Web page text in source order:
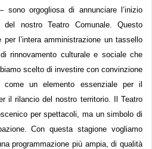
– sono orgogliosa di annunciare l’inizio
nostro Teatro Comunale. Questo
l’intera amministrazione un tassello
rinnovamento culturale e sociale che
scelto di investire con convinzione
come un elemento essenziale per il
il rilancio del nostro territorio. Il Teatro
per spettacoli, ma un simbolo di
Con questa stagione vogliamo
programmazione più ampia, di qualità